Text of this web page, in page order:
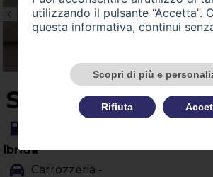
SU QUEST'AUTO
ibrida
Carrozzeria -
utilizzando il pulsante “Accetta”.
questa informativa, continui
Scopri di più e
Rifiuta